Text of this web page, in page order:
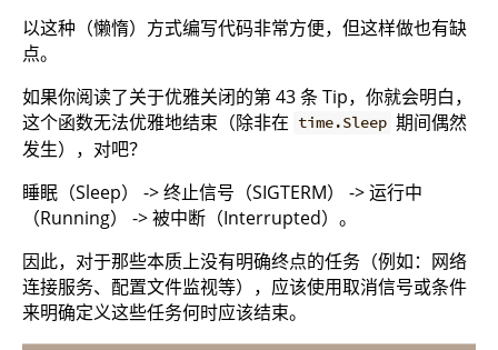
以这种（懒惰）方式编写代码非常方便，但这样做也有缺
点。
如果你阅读了关于优雅关闭的第 43 条 Tip，你就会明白，
这个函数无法优雅地结束（除非在 time.Sleep 期间偶然
发生），对吧？
睡眠（Sleep） -> 终止信号（SIGTERM） -> 运行中
（Running） -> 被中断（Interrupted）。
因此，对于那些本质上没有明确终点的任务（例如：网络
连接服务、配置文件监视等），应该使用取消信号或条件
来明确定义这些任务何时应该结束。